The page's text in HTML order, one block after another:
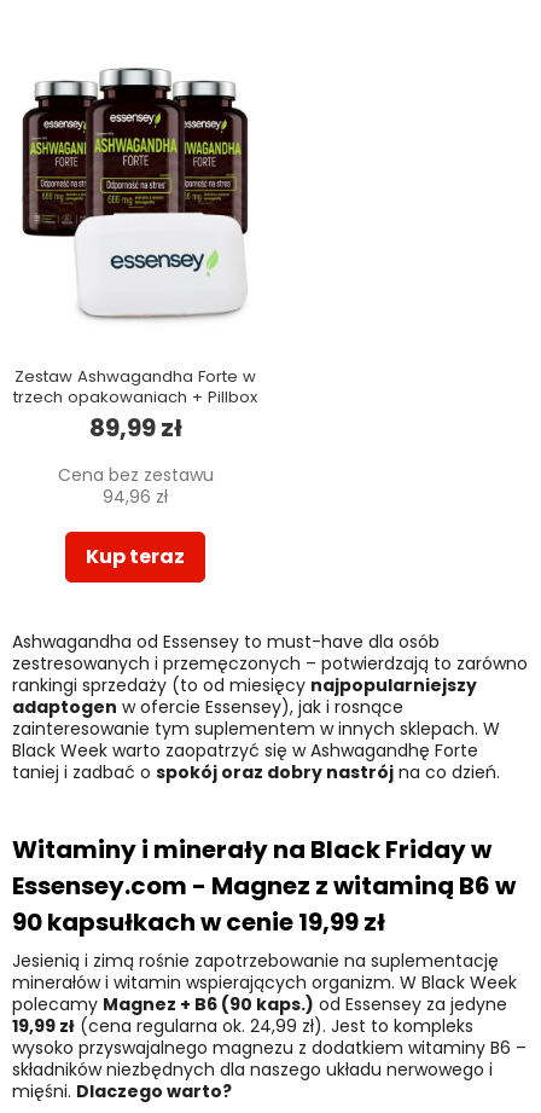
Zestaw Ashwagandha Forte w
trzech opakowaniach + Pillbox
89,99 zł
Cena bez zestawu
94,96 zł
Kup teraz
Ashwagandha od Essensey to must-have dla osób
zestresowanych i przemęczonych – potwierdzają to zarówno
rankingi sprzedaży (to od miesięcy najpopularniejszy
adaptogen w ofercie Essensey), jak i rosnące
zainteresowanie tym suplementem w innych sklepach. W
Black Week warto zaopatrzyć się w Ashwagandhę Forte
taniej i zadbać o spokój oraz dobry nastrój na co dzień.
Witaminy i minerały na Black Friday w
Essensey.com - Magnez z witaminą B6 w
90 kapsułkachw cenie19,99 zł
Jesienią i zimą rośnie zapotrzebowanie na suplementację
minerałów i witamin wspierających organizm. W Black Week
polecamy Magnez + B6 (90 kaps.) od Essensey za jedyne
19,99 zł (cena regularna ok. 24,99 zł). Jest to kompleks
wysoko przyswajalnego magnezu z dodatkiem witaminy B6 –
składników niezbędnych dla naszego układu nerwowego i
mięśni. Dlaczego warto?